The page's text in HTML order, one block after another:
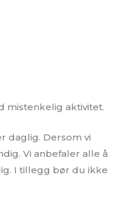
mistenkelig aktivitet.
daglig. Dersom vi
Vi anbefaler alle å
I tillegg bør du ikke